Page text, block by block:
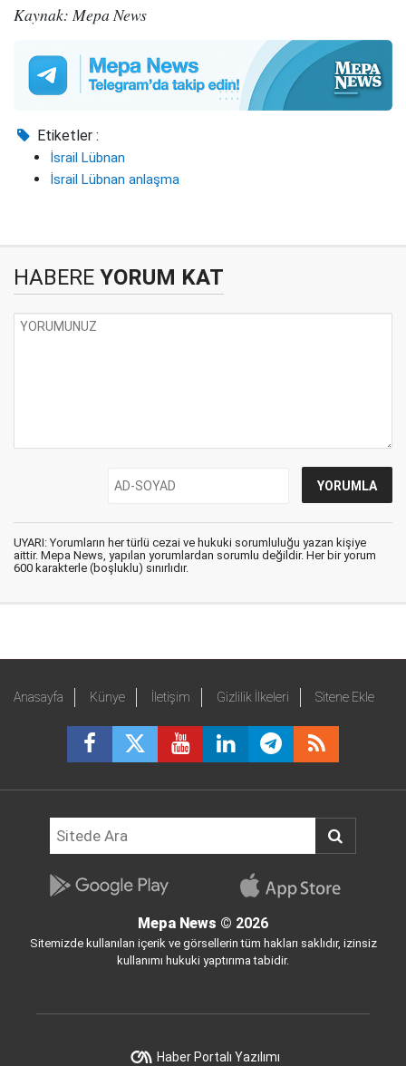
Kaynak: Mepa News
Etiketler :
İsrail Lübnan
İsrail Lübnan anlaşma
HABERE YORUM KAT
UYARI: Yorumların her türlü cezai ve hukuki sorumluluğu yazan kişiye
aittir. Mepa News, yapılan yorumlardan sorumlu değildir. Her bir yorum
600 karakterle (boşluklu) sınırlıdır.
Anasayfa Künye İletişim Gizlilik İlkeleri Sitene Ekle
Mepa News © 2026
Sitemizde kullanılan içerik ve görsellerin tüm hakları saklıdır, izinsiz
kullanımı hukuki yaptırıma tabidir.
Haber Portalı Yazılımı